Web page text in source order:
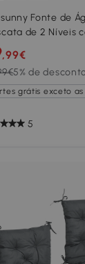
Fonte de
de 2 Níveis
de Água Ajustável
,99€
5% de
grátis exceto as
5